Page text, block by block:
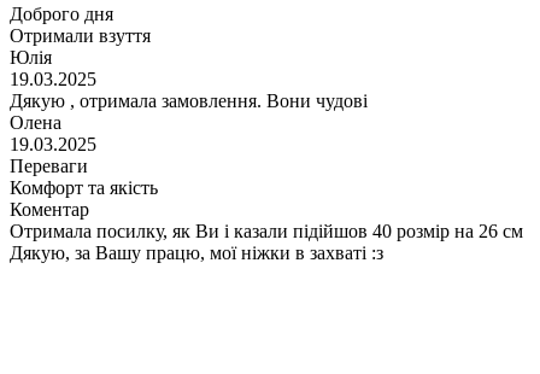
Доброго дня
Отримали взуття
Юлія
19.03.2025
Дякую , отримала замовлення. Вони чудові
Олена
19.03.2025
Переваги
Комфорт та якість
Коментар
Отримала посилку, як Ви і казали підійшов 40 розмір на 26 см
Дякую, за Вашу працю, мої ніжки в захваті :з